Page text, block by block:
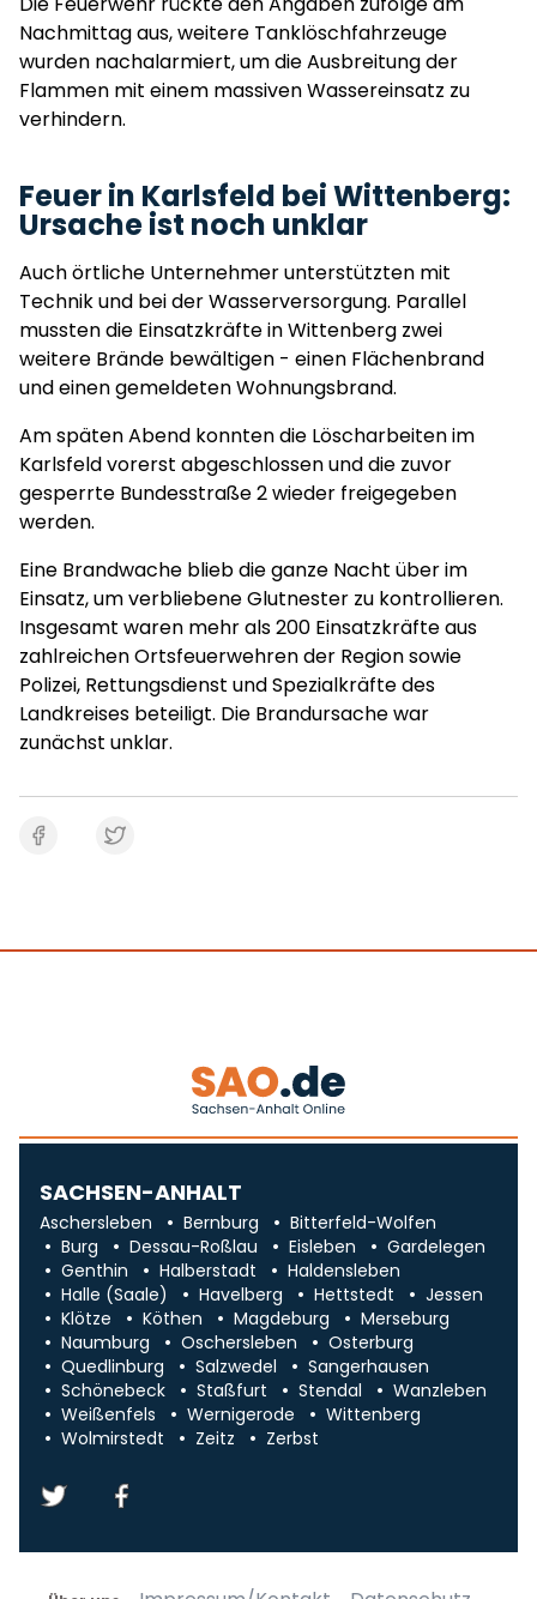
Nachmittag aus, weitere Tanklöschfahrzeuge
wurden nachalarmiert, um die Ausbreitung der
Flammen mit einem massiven Wassereinsatz zu
verhindern.
Feuer in Karlsfeld bei Wittenberg:
Ursache ist noch unklar
Auch örtliche Unternehmer unterstützten mit
Technik und bei der Wasserversorgung. Parallel
mussten die Einsatzkräfte in Wittenberg zwei
weitere Brände bewältigen - einen Flächenbrand
und einen gemeldeten Wohnungsbrand.
Am späten Abend konnten die Löscharbeiten im
Karlsfeld vorerst abgeschlossen und die zuvor
gesperrte Bundesstraße 2 wieder freigegeben
werden.
Eine Brandwache blieb die ganze Nacht über im
Einsatz, um verbliebene Glutnester zu kontrollieren.
Insgesamt waren mehr als 200 Einsatzkräfte aus
zahlreichen Ortsfeuerwehren der Region sowie
Polizei, Rettungsdienst und Spezialkräfte des
Landkreises beteiligt. Die Brandursache war
zunächst unklar.
SACHSEN-ANHALT
Aschersleben Bernburg
Bitterfeld-Wolfen
Burg
Dessau-Roßlau Eisleben
Gardelegen
Genthin
Halberstadt
Haldensleben
Halle (Saale)
Havelberg Hettstedt
Jessen
Klötze
Köthen Magdeburg
Merseburg
Naumburg
Oschersleben
Osterburg
Quedlinburg
Salzwedel
Sangerhausen
Schönebeck
Staßfurt Stendal
Wanzleben
Weißenfels
Wernigerode
Wittenberg
Wolmirstedt
Zeitz Zerbst